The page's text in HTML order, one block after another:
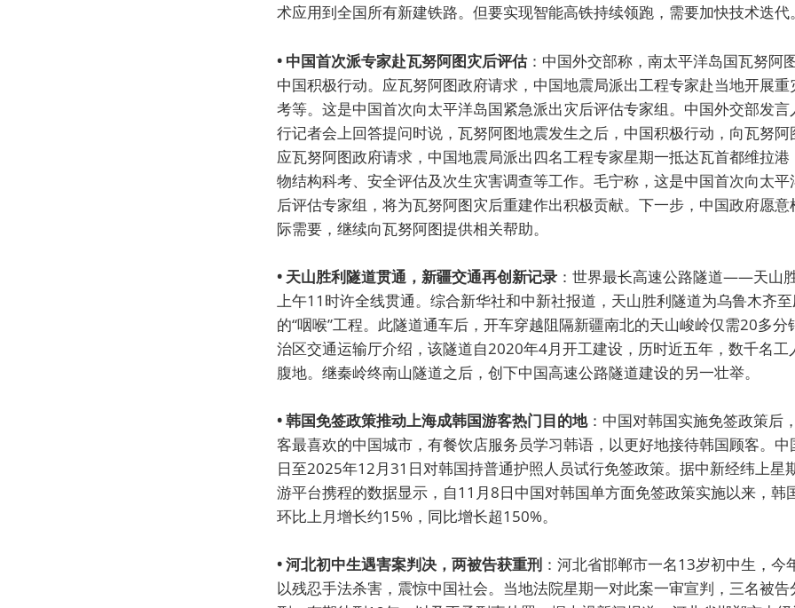
术应用到全国所有新建铁路。但要实现智能高铁持续领跑，需要加快技术迭代
• 中国首次派专家赴瓦努阿图灾后评估：中国外交部称，南太平洋岛国瓦努阿
中国积极行动。应瓦努阿图政府请求，中国地震局派出工程专家赴当地开展
考等。这是中国首次向太平洋岛国紧急派出灾后评估专家组。中国外交部发
行记者会上回答提问时说，瓦努阿图地震发生之后，中国积极行动，向瓦努
应瓦努阿图政府请求，中国地震局派出四名工程专家星期一抵达瓦首都维拉
物结构科考、安全评估及次生灾害调查等工作。毛宁称，这是中国首次向太
后评估专家组，将为瓦努阿图灾后重建作出积极贡献。下一步，中国政府愿
际需要，继续向瓦努阿图提供相关帮助。
• 天山胜利隧道贯通，新疆交通再创新记录 ：世界最长高速公路隧道——天山
上午11时许全线贯通。综合新华社和中新社报道，天山胜利隧道为乌鲁木齐
的“咽喉”工程。此隧道通车后，开车穿越阻隔新疆南北的天山峻岭仅需20多
治区交通运输厅介绍，该隧道自2020年4月开工建设，历时近五年，数千名工
腹地。继秦岭终南山隧道之后，创下中国高速公路隧道建设的另一壮举。
• 韩国免签政策推动上海成韩国游客热门目的地：中国对韩国实施免签政策后
客最喜欢的中国城市，有餐饮店服务员学习韩语，以更好地接待韩国顾客。
日至2025年12月31日对韩国持普通护照人员试行免签政策。据中新经纬上星
游平台携程的数据显示，自11月8日中国对韩国单方面免签政策实施以来，韩
环比上月增长约15%，同比增长超150%。
• 河北初中生遇害案判决，两被告获重刑 ：河北省邯郸市一名13岁初中生，今
以残忍手法杀害，震惊中国社会。当地法院星期一对此案一审宣判，三名被